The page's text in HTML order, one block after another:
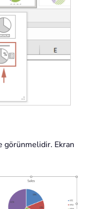
görünmelidir. Ekran